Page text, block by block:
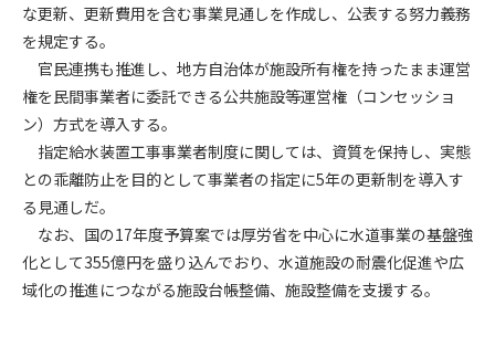
な更新、更新費用を含む事業見通しを作成し、公表する努力義務
を規定する。
官民連携も推進し、地方自治体が施設所有権を持ったまま運営
権を民間事業者に委託できる公共施設等運営権（コンセッショ
ン）方式を導入する。
指定給水装置工事事業者制度に関しては、資質を保持し、実態
との乖離防止を目的として事業者の指定に5年の更新制を導入す
る見通しだ。
なお、国の17年度予算案では厚労省を中心に水道事業の基盤強
化として355億円を盛り込んでおり、水道施設の耐震化促進や広
域化の推進につながる施設台帳整備、施設整備を支援する。
第4条（会員の定義と登録）
1. 管理者は前条により審査の結果、会員申込みをした者が以下
の何れかの項目に該当することがわかった場合、その者の会
員としての権限を承認しないことがあります。
(1) 会員申し込みをした者が実在しなかった場合
(2) 本規約に違反した場合/li>
(3) 会員申し込みの際、申告事項に虚偽があった場合
(4) 会員申込者が管理者所定の手続き通りに会員申込手続き処
理を行わなかった場合
(5) その他管理者が会員とすることを不適当と判断した場合
2. 管理者は承認後であっても承認した会員が前項の何れかに該
当することが判明した場合、会員資格を取り消すことがあり